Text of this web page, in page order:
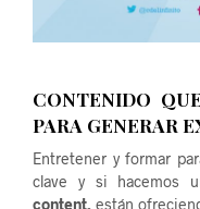
CONTENIDO
PARA GENERAR
Entretener y formar
clave y si hacemos
content, están